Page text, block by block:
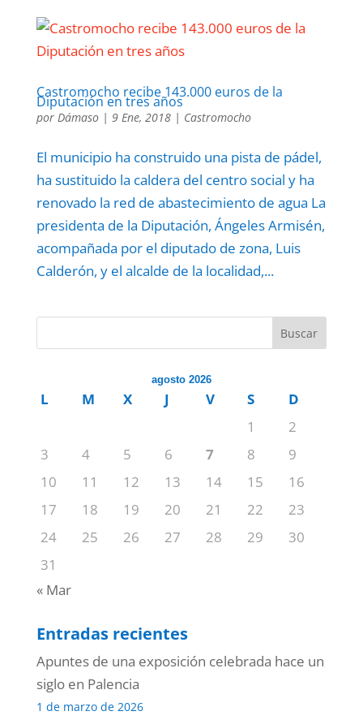
Castromocho recibe 143.000 euros de la
Diputación en tres años
por Dámaso| 9 Ene, 2018| Castromocho
El municipio ha construido una pista de pádel,
ha sustituido la caldera del centro social y ha
renovado la red de abastecimiento de agua La
presidenta de la Diputación, Ángeles Armisén,
acompañada por el diputado de zona, Luis
Calderón, y el alcalde de la localidad,...
Buscar
agosto 2026
L M X J V S
D
1
2
3
4 5 6 7 8
9
10
11 12 13 14 15
16
17
18 19 20 21 22
23
24
25 26 27 28 29
30
31
« Mar
Entradas recientes
Apuntes de una exposición celebrada hace un
siglo en Palencia
1 de marzo de 2026